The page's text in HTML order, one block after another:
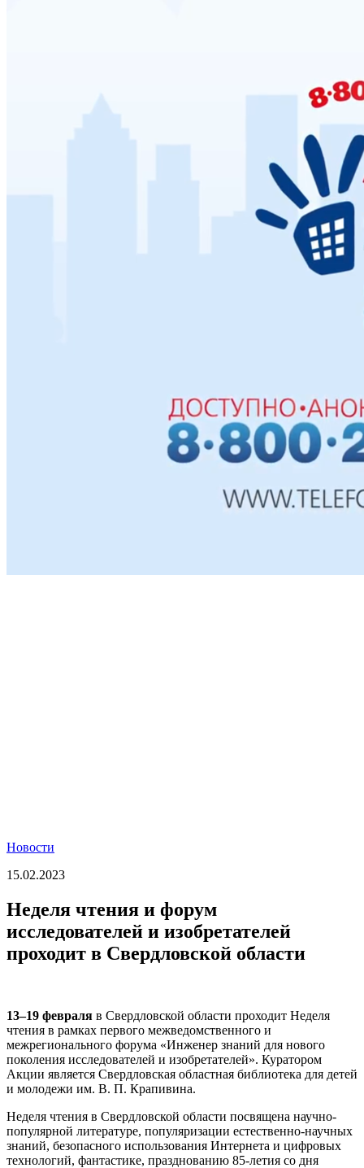
Новости
15.02.2023
Неделя чтения и форум
исследователей и изобретателей
проходит в Свердловской области
13–19 февраля в Свердловской области проходит Неделя
чтения в рамках первого межведомственного и
межрегионального форума «Инженер знаний для нового
поколения исследователей и изобретателей». Куратором
Акции является Свердловская областная библиотека для детей
и молодежи им. В. П. Крапивина.
Неделя чтения в Свердловской области посвящена научно-
популярной литературе, популяризации естественно-научных
знаний, безопасного использования Интернета и цифровых
технологий, фантастике, празднованию 85‑летия со дня